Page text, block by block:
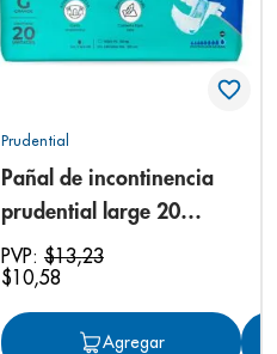
Prudential
Pañal de incontinencia
prudential large 20
unidades
PVP: $13,23
$10,58
Agregar